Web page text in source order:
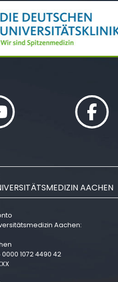
AACHEN
Aachen:
0000 1072 4490 42